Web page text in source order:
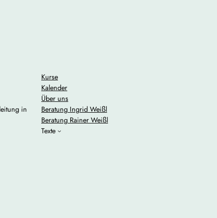
in
Kurse
Kalender
Über uns
Beratung Ingrid Weißl
Beratung Rainer Weißl
Texte